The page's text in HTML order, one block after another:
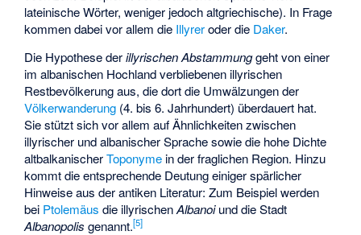
lateinische Wörter, weniger jedoch altgriechische). In Frage
kommen dabei vor allem die Illyreroder die Daker.
Die Hypothese derillyrischen Abstammunggeht von einer
im albanischen Hochland verbliebenen illyrischen
Restbevölkerung aus, die dort die Umwälzungen der
Völkerwanderung (4. bis 6. Jahrhundert) überdauert hat.
Sie stützt sich vor allem auf Ähnlichkeiten zwischen
illyrischer und albanischer Sprache sowie die hohe Dichte
altbalkanischerToponyme in der fraglichen Region. Hinzu
kommt die entsprechende Deutung einiger spärlicher
Hinweise aus der antiken Literatur: Zum Beispiel werden
bei Ptolemäus die illyrischenAlbanoiund die Stadt
Albanopolis genannt.[5]